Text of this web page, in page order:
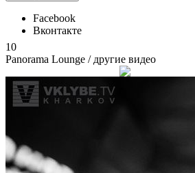
Facebook
Вконтакте
10
Panorama Lounge / другие видео